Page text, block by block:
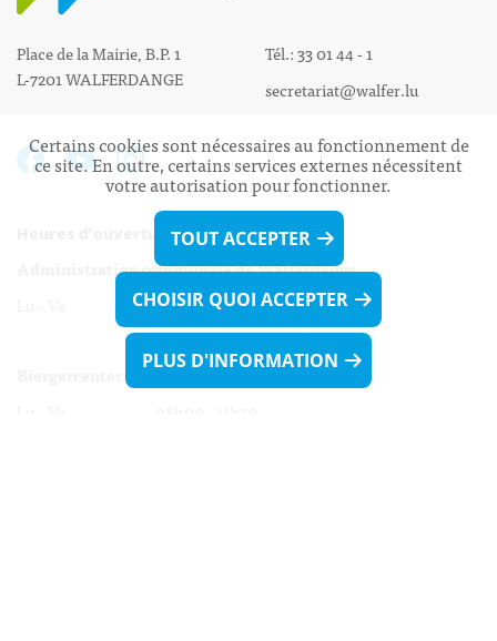
Place de la Mairie, B.P. 1
L-7201 WALFERDANGE
Tél.: 33 01 44 - 1
secretariat@walfer.lu
Heures d’ouverture:
Administration communale de Walferdange
Lu - Ve 08h00 - 11h30
13h30 - 16h00
Certains cookies sont nécessaires au fonctionnement de
ce site. En outre, certains services externes nécessitent
votre autorisation pour fonctionner.
TOUT ACCEPTER
CHOISIR QUOI ACCEPTER
PLUS D'INFORMATION